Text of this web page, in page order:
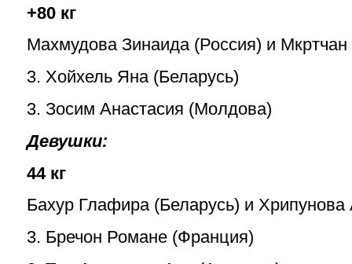
+80 кг
Махмудова Зинаида (Россия) и
3. Хойхель Яна (Беларусь)
3. Зосим Анастасия (Молдова)
Девушки:
44 кг
Бахур Глафира (Беларусь) и Хрипунова
3. Бречон Романе (Франция)